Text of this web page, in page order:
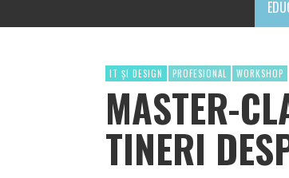
IT ȘI DESIGN PROFESIONAL WORKSHOP
MASTER-
TINERI